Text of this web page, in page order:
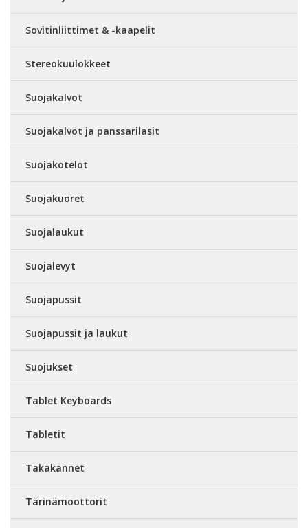
Sovitinliittimet & -kaapelit
Stereokuulokkeet
Suojakalvot
Suojakalvot ja panssarilasit
Suojakotelot
Suojakuoret
Suojalaukut
Suojalevyt
Suojapussit
Suojapussit ja laukut
Suojukset
Tablet Keyboards
Tabletit
Takakannet
Tärinämoottorit